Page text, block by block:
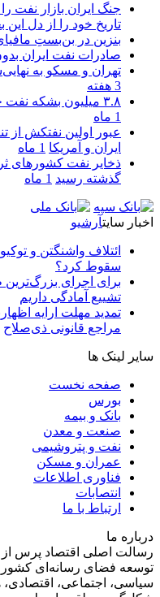
جنگ ایران بازار نفت
تاریخ خود را از دل
بنزین در بن‌بستِ
صادرات نفت ایران
تهران و مسکو به
3 هفته
۳.۸ میلیون بشکه نفت خام ایران از محاصره آمریکا عبور کرد
1 ماه
عبور اولین نفتکش از
ایران و آمریکا 1 ماه
گذشته رسید 1 ماه
اخبار سایتآرشیو
ائتلاف واشنگتن و
سقوط کرد؟
برای اجرای
تشییع آمادگی داریم
تمدید مهلت ارایه
مراجع قانونی ذی‌‏صلاح
سایر لینک ها
صفحه نخست
بورس
بانک و بیمه
صنعت و معدن
نفت و پتروشیمی
عمران و مسکن
فناوری اطلاعات
انتصابات
ارتباط با ما
درباره ما
رسالت اصلی اقتصاد پرس از
توسعه فضای رسانه‌ای کشور
سیاسی، اجتماعی،